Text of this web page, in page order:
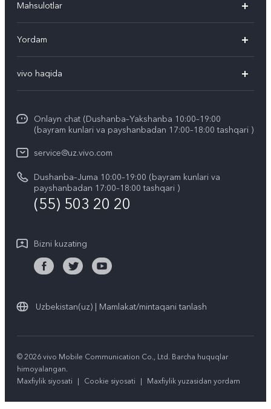
Mahsulotlar
V50 Lite
Y29
Yordam
Funtouch OS
Xizmat ko'rsatish markazi
IMEI autentifikatsiyasi
Tizim yangilanishi
vivo kafolat yoʻriqnomasi
vivo haqida
Kompaniya yangiliklari
vivo ish joylari
Huquqiy eslatmalar
Biz haqimizda
Barqarorlik
Onlayn chat (Dushanba–Yakshanba 10:00–19:00
(bayram kunlari va payshanbadan 17:00–18:00 tashqari )
service@uz.vivo.com
Dushanba–Juma 10:00–19:00 (bayram kunlari va
payshanbadan 17:00–18:00 tashqari )
(55) 503 20 20
Bizni kuzating
Uzbekistan(uz) | Mamlakat/mintaqani tanlash
© 2026 vivo Mobile Communication Co., Ltd. Barcha huquqlar
himoyalangan.
Maxfiylik siyosati
| Cookie siyosati | Maxfiylik yuzasidan yordam